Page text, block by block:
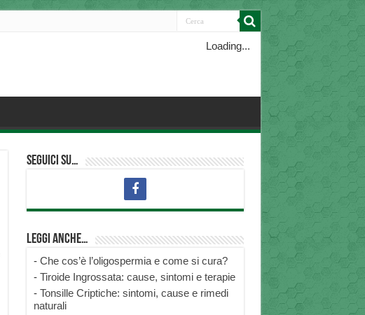
Loading...
Seguici su…
Leggi anche…
- Che cos’è l’oligospermia e come si cura?
- Tiroide Ingrossata: cause, sintomi e terapie
- Tonsille Criptiche: sintomi, cause e rimedi
naturali